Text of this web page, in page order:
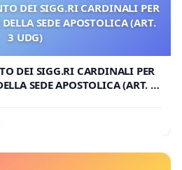
DEI SIGG.RI CARDINALI PER
SEDE APOSTOLICA (ART.
3 UDG)
DEI SIGG.RI CARDINALI PER
SEDE APOSTOLICA (ART. 3